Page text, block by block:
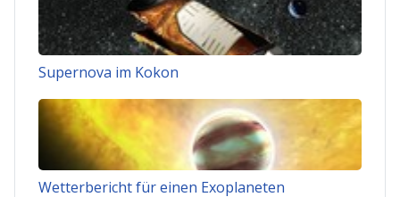
Supernova im Kokon
Wetterbericht für einen Exoplaneten